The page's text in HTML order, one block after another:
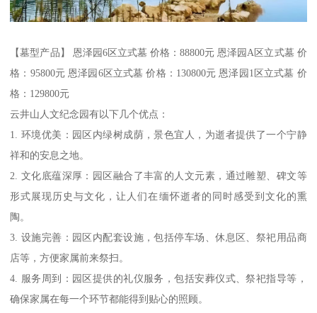
【墓型产品】 恩泽园6区立式墓 价格：88800元 恩泽园A区立式墓 价
格：95800元 恩泽园6区立式墓 价格：130800元 恩泽园1区立式墓 价
格：129800元
云井山人文纪念园有以下几个优点：
1. 环境优美：园区内绿树成荫，景色宜人，为逝者提供了一个宁静
祥和的安息之地。
2. 文化底蕴深厚：园区融合了丰富的人文元素，通过雕塑、碑文等
形式展现历史与文化，让人们在缅怀逝者的同时感受到文化的熏
陶。
3. 设施完善：园区内配套设施，包括停车场、休息区、祭祀用品商
店等，方便家属前来祭扫。
4. 服务周到：园区提供的礼仪服务，包括安葬仪式、祭祀指导等，
确保家属在每一个环节都能得到贴心的照顾。